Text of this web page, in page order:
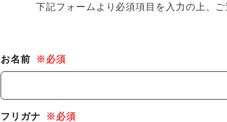
下記フォームより必須項目を入力の上、
お名前 ※必須
フリガナ ※必須